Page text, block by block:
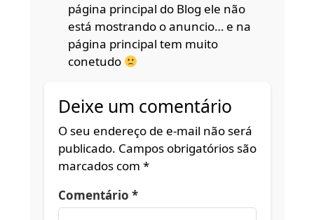
página principal do Blog ele não
está mostrando o anuncio… e na
página principal tem muito
conetudo
Deixe um comentário
O seu endereço de e-mail não será
publicado. Campos obrigatórios são
marcados com *
Comentário *